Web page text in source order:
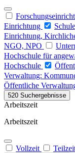
Einrichtung
Einrichtung,
NGO, NPO
Hochschule für
Hochschule
Verwaltung:
Öffentliche
520 Suchergebnisse
Arbeitszeit
Arbeitszeit
Vollzeit